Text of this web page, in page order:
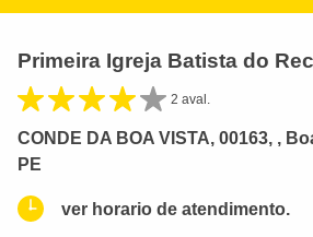
Primeira Igreja Batista do
2 aval.
CONDE DA BOA VISTA, 00163, ,
PE
ver horario de atendimento.